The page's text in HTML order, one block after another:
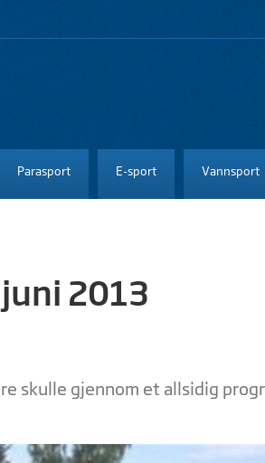
Parasport E-sport Vannsport
2013
skulle gjennom et allsidig